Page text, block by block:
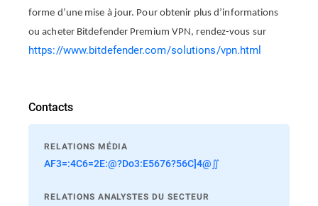
forme d’une mise à jour. Pour obtenir plus d’informations
ou acheter Bitdefender Premium VPN, rendez-vous sur
https://www.bitdefender.com/solutions/vpn.html
Contacts
RELATIONS MÉDIA
AF3=:4C6=2E:@?Do3:E5676?56C]4@∬
RELATIONS ANALYSTES DU SECTEUR